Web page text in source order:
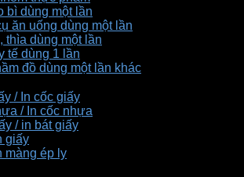
bì dùng một lần
ăn uống dùng một lần
thìa dùng một lần
tế dùng 1 lần
đồ dùng một lần khác
/ In cốc giấy
/ In cốc nhựa
/ in bát giấy
giấy
màng ép ly